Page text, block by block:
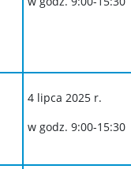
4 lipca 2025 r.
w godz. 9:00-15:30